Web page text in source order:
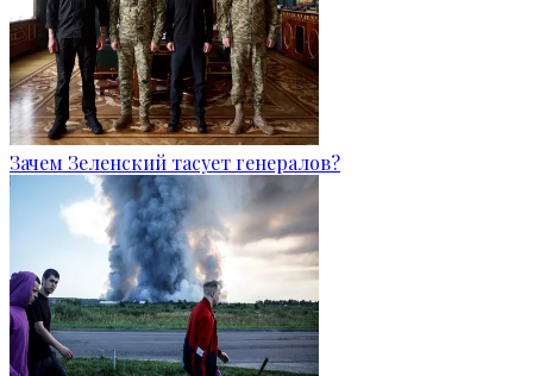
Зачем Зеленский тасует генералов?